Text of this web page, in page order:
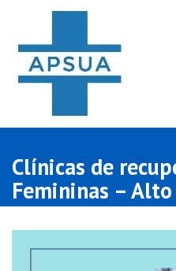
content
Clínicas de
Femininas – Alto